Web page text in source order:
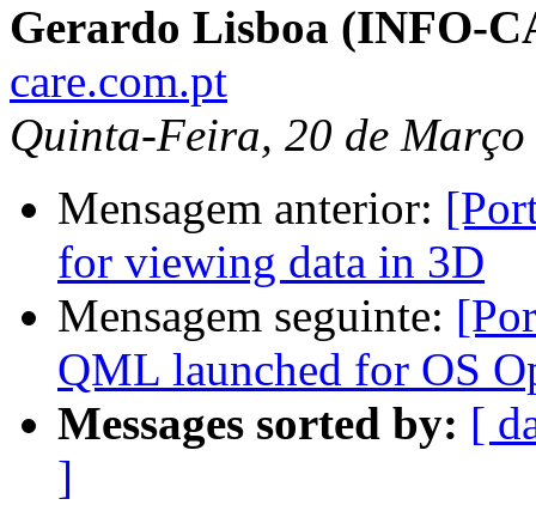
Gerardo Lisboa (INFO-
care.com.pt
Quinta-Feira, 20 de
Mensagem anterior:
for viewing data in 3D
Mensagem seguinte:
QML launched for OS
Messages sorted by: [
]